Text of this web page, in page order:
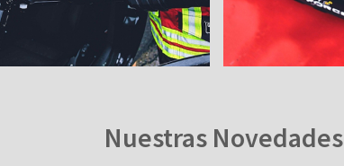
Nuestras Novedades